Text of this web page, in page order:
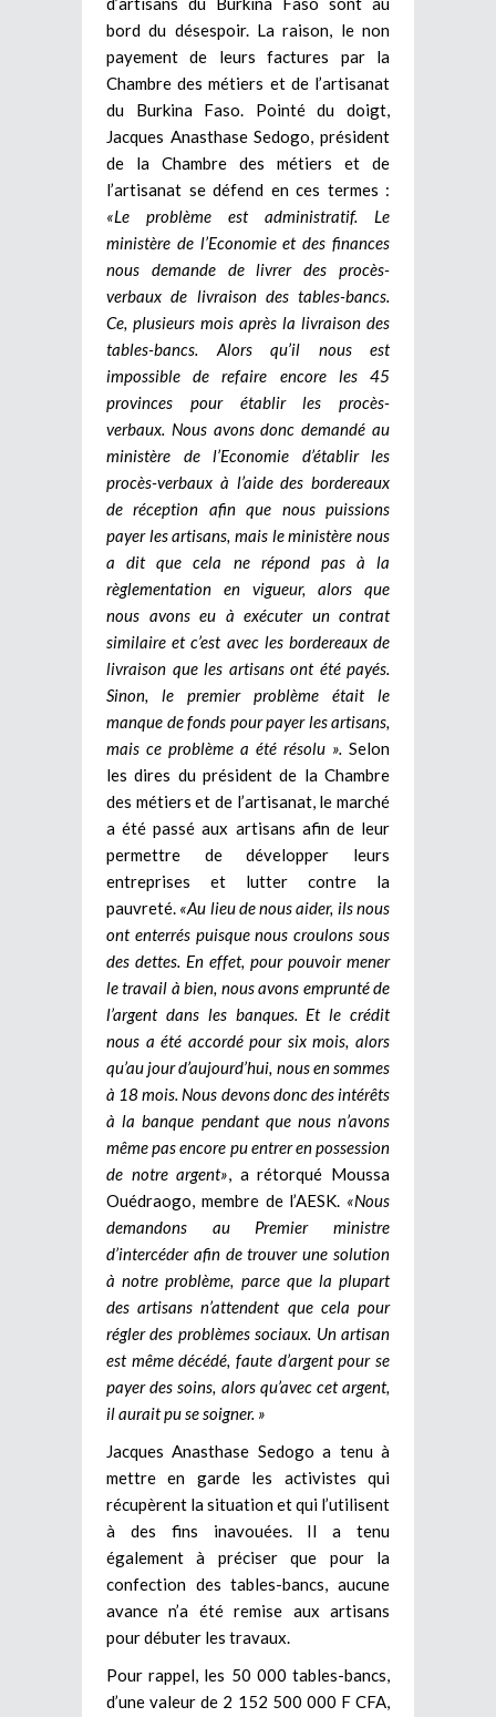
bord du désespoir. La raison, le non
payement de leurs factures par la
Chambre des métiers et de l’artisanat
du Burkina Faso. Pointé du doigt,
Jacques Anasthase Sedogo, président
de la Chambre des métiers et de
l’artisanat se défend en ces termes :
«Le problème est administratif. Le
ministère de l’Economie et des finances
nous demande de livrer des procès-
verbaux de livraison des tables-bancs.
Ce, plusieurs mois après la livraison des
tables-bancs. Alors qu’il nous est
impossible de refaire encore les 45
provinces pour établir les procès-
verbaux. Nous avons donc demandé au
ministère de l’Economie d’établir les
procès-verbaux à l’aide des bordereaux
de réception afin que nous puissions
payer les artisans, mais le ministère nous
a dit que cela ne répond pas à la
règlementation en vigueur, alors que
nous avons eu à exécuter un contrat
similaire et c’est avec les bordereaux de
livraison que les artisans ont été payés.
Sinon, le premier problème était le
manque de fonds pour payer les artisans,
mais ce problème a été résolu ». Selon
les dires du président de la Chambre
des métiers et de l’artisanat, le marché
a été passé aux artisans afin de leur
permettre de développer leurs
entreprises et lutter contre la
pauvreté. «Au lieu de nous aider, ils nous
ont enterrés puisque nous croulons sous
des dettes. En effet, pour pouvoir mener
le travail à bien, nous avons emprunté de
l’argent dans les banques. Et le crédit
nous a été accordé pour six mois, alors
qu’au jour d’aujourd’hui, nous en sommes
à 18 mois. Nous devons donc des intérêts
à la banque pendant que nous n’avons
même pas encore pu entrer en possession
de notre argent» , a rétorqué Moussa
Ouédraogo, membre de l’AESK. «Nous
demandons au Premier ministre
d’intercéder afin de trouver une solution
à notre problème, parce que la plupart
des artisans n’attendent que cela pour
régler des problèmes sociaux. Un artisan
est même décédé, faute d’argent pour se
payer des soins, alors qu’avec cet argent,
il aurait pu se soigner. »
Jacques Anasthase Sedogo a tenu à
mettre en garde les activistes qui
récupèrent la situation et qui l’utilisent
à des fins inavouées. Il a tenu
également à préciser que pour la
confection des tables-bancs, aucune
avance n’a été remise aux artisans
pour débuter les travaux.
Pour rappel, les 50 000 tables-bancs,
d’une valeur de 2 152 500 000 F CFA,